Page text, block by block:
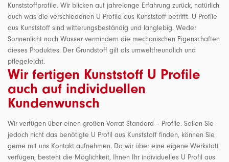
Kunststoffprofile. Wir blicken auf jahrelange Erfahrung zurück, natürlich
auch was die verschiedenen U Profile aus Kunststoff betrifft. U Profile
aus Kunststoff sind witterungsbeständig und langlebig. Weder
Sonnenlicht noch Wasser vermindern die mechanischen Eigenschaften
dieses Produktes. Der Grundstoff gilt als umweltfreundlich und
pflegeleicht.
Wir fertigen Kunststoff U Profile
auch auf individuellen
Kundenwunsch
Wir verfügen über einen großen Vorrat Standard – Profile. Sollen Sie
jedoch nicht das benötigte U Profil aus Kunststoff finden, können Sie
gerne mit uns Kontakt aufnehmen. Da wir über eine eigene Werkstatt
verfügen, besteht die Möglichkeit, Ihnen Ihr individuelles U Profil aus